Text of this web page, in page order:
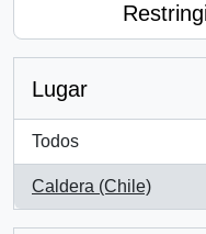
Lugar
Todos
Caldera (Chile)
, 1 resultados